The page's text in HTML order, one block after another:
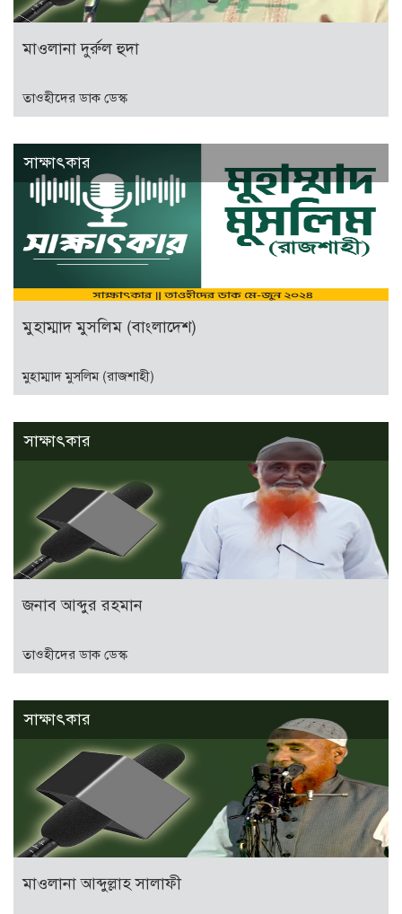
মাওলানা দুর্রুল হুদা
তাওহীদের ডাক ডেস্ক
সাক্ষাৎকার
মুহাম্মাদ মুসলিম (বাংলাদেশ)
মুহাম্মাদ মুসলিম (রাজশাহী)
সাক্ষাৎকার
জনাব আব্দুর রহমান
তাওহীদের ডাক ডেস্ক
সাক্ষাৎকার
মাওলানা আব্দুল্লাহ সালাফী